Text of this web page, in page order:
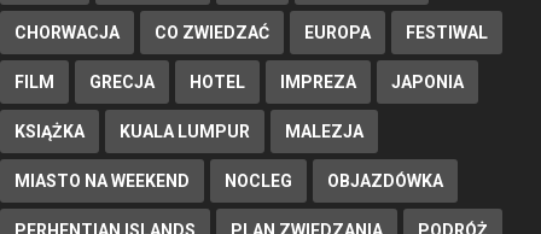
CHORWACJA CO ZWIEDZAĆ EUROPA FESTIWAL
FILM GRECJA HOTEL IMPREZA JAPONIA
KSIĄŻKA KUALA LUMPUR MALEZJA
MIASTO NA WEEKEND NOCLEG OBJAZDÓWKA
PERHENTIAN ISLANDS PLAN ZWIEDZANIA PODRÓŻ